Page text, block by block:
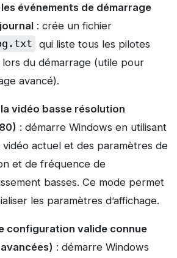
événements de démarrage
: crée un fichier
qui liste tous les pilotes
lors du démarrage (utile pour
avancé).
vidéo basse résolution
: démarre Windows en utilisant
vidéo actuel et des paramètres de
et de fréquence de
basses. Ce mode permet
les paramètres d’affichage.
configuration valide connue
: démarre Windows